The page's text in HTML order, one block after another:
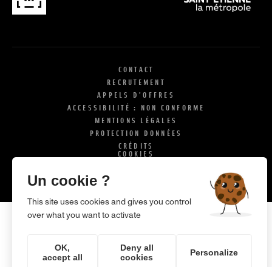
CONTACT
RECRUTEMENT
APPELS D'OFFRES
ACCESSIBILITÉ : NON CONFORME
MENTIONS LÉGALES
PROTECTION DONNÉES
CRÉDITS
COOKIES
Un cookie ?
This site uses cookies and gives you control
over what you want to activate
OK,
accept all
Deny all
cookies
Personalize